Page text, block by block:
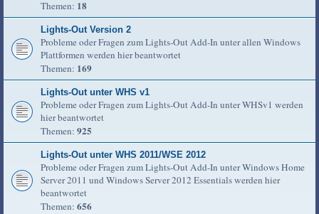
Themen: 18
Lights-Out Version 2
Probleme oder Fragen zum Lights-Out Add-In unter allen Windows
Plattformen werden hier beantwortet
Themen: 169
Lights-Out unter WHS v1
Probleme oder Fragen zum Lights-Out Add-In unter WHSv1 werden
hier beantwortet
Themen: 925
Lights-Out unter WHS 2011/WSE 2012
Probleme oder Fragen zum Lights-Out Add-In unter Windows Home
Server 2011 und Windows Server 2012 Essentials werden hier
beantwortet
Themen: 656